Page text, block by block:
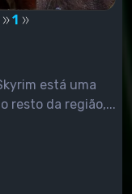
1
está uma
resto da região,...